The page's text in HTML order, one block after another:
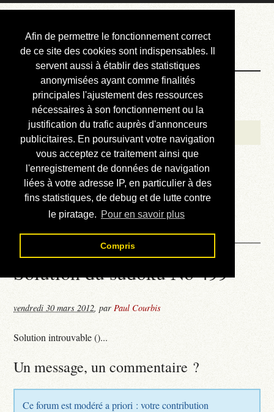
Afin de permettre le fonctionnement correct
de ce site des cookies sont indispensables. Il
servent aussi à établir des statistiques
anonymisées ayant comme finalités
principales l'ajustement des ressources
nécessaires à son fonctionnement ou la
justification du trafic auprès d'annonceurs
publicitaires. En poursuivant votre navigation
vous acceptez ce traitement ainsi que
l'enregistrement de données de navigation
liées à votre adresse IP, en particulier à des
fins statistiques, de debug et de lutte contre
le piratage. Pour en savoir plus
Compris
Courbis, « LE »
Blog Officiel
Bienvenue
Réalisations
Divers (et d’été)
Annonces
Liens externes
Téléchargement
Contact
Solution du sudoku No 499
vendredi 30 mars 2012,parPaul Courbis
Solution introuvable ()...
Un message, un commentaire ?
Ce forum est modéré a priori : votre contribution